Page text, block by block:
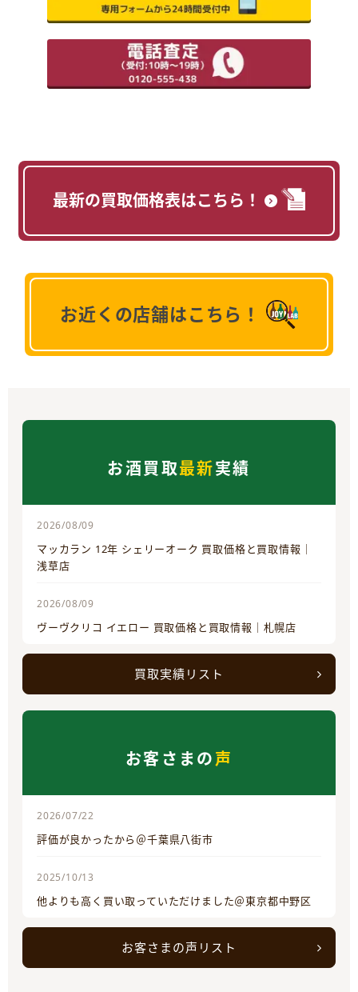
最新の買取価格表はこちら！
お近くの店舗はこちら！
お酒買取最新実績
2026/08/09
マッカラン 12年 シェリーオーク 買取価格と買取情報｜
浅草店
2026/08/09
ヴーヴクリコ イエロー 買取価格と買取情報｜札幌店
買取実績リスト
お客さまの声
2026/07/22
評価が良かったから＠千葉県八街市
2025/10/13
他よりも高く買い取っていただけました＠東京都中野区
お客さまの声リスト